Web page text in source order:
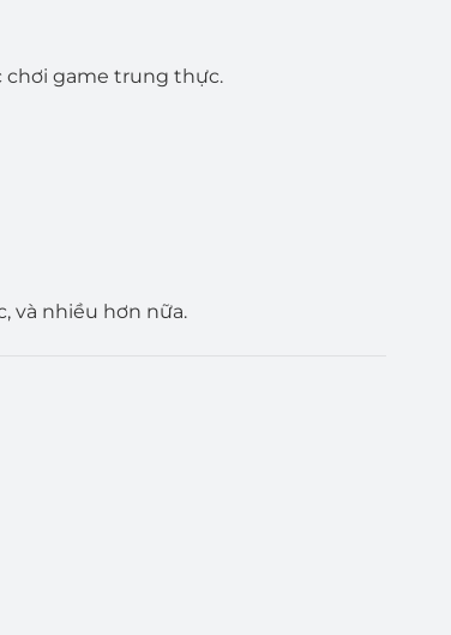
chơi game trung thực.
và nhiều hơn nữa.